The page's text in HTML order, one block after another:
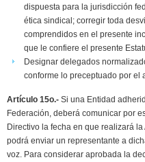
dispuesta para la jurisdicción
ética sindical; corregir toda
comprendidos en el presente
que le confiere el presente
Designar delegados
conforme lo preceptuado por el
Artículo 15o.- Si una Entidad
Federación, deberá comunicar por
Directivo la fecha en que realizará
podrá enviar un representante a
voz. Para considerar aprobada la